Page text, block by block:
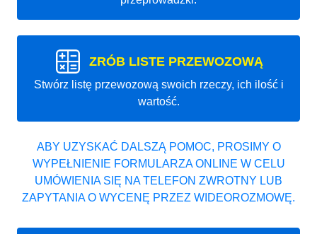
ZRÓB LISTE PRZEWOZOWĄ
Stwórz listę przewozową swoich rzeczy, ich ilość i
wartość.
ABY UZYSKAĆ DALSZĄ POMOC, PROSIMY O
WYPEŁNIENIE FORMULARZA ONLINE W CELU
UMÓWIENIA SIĘ NA TELEFON ZWROTNY LUB
ZAPYTANIA O WYCENĘ PRZEZ WIDEOROZMOWĘ.